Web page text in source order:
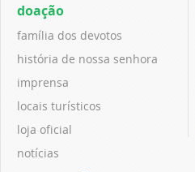
doação
família dos devotos
história de nossa senhora
imprensa
locais turísticos
loja oficial
notícias